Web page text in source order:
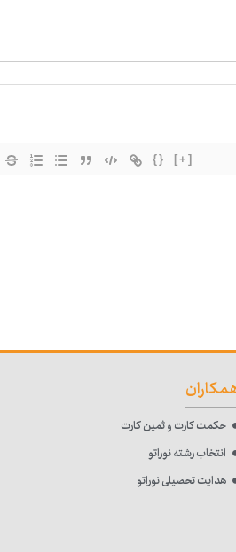
{} [+]
حکمت کارت و ثمین کارت
انتخاب رشته نوراتو
هدایت تحصیلی نوراتو